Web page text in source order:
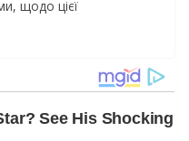
щодо цієї